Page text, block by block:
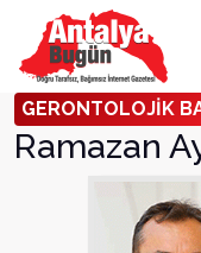
GERONTOLOJİK
Ramazan
Arama Yap!